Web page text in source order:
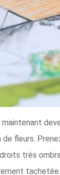
maintenant
de fleurs.
très
tachetée.